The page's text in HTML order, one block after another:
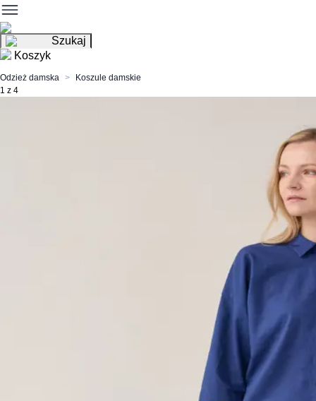
Szukaj
Koszyk
Odzież damska
Koszule damskie
1 z 4